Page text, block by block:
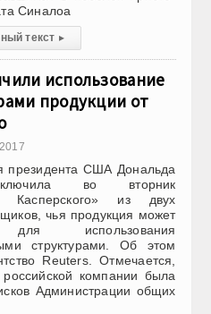
Синалоа
текст ▸
использование
продукции от
президента США Дональда
во вторник
Касперского» из двух
чья продукция может
для использования
структурами. Об этом
Reuters. Отмечается,
компании была
Администрации общих